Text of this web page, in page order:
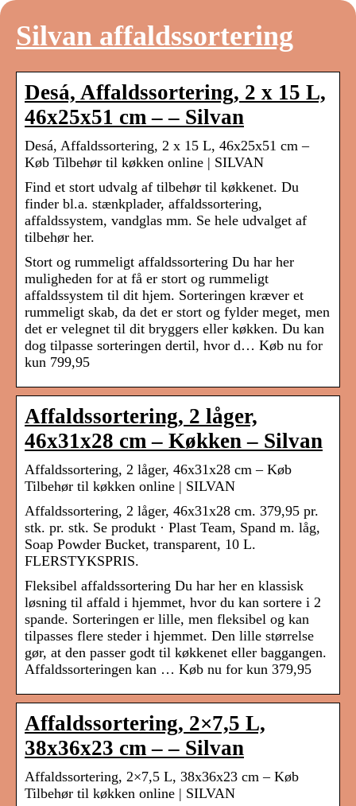
Silvan affaldssortering
Desá, Affaldssortering, 2 x 15 L,
46x25x51 cm – – Silvan
Desá, Affaldssortering, 2 x 15 L, 46x25x51 cm –
Køb Tilbehør til køkken online | SILVAN
Find et stort udvalg af tilbehør til køkkenet. Du
finder bl.a. stænkplader, affaldssortering,
affaldssystem, vandglas mm. Se hele udvalget af
tilbehør her.
Stort og rummeligt affaldssortering Du har her
muligheden for at få er stort og rummeligt
affaldssystem til dit hjem. Sorteringen kræver et
rummeligt skab, da det er stort og fylder meget, men
det er velegnet til dit bryggers eller køkken. Du kan
dog tilpasse sorteringen dertil, hvor d… Køb nu for
kun 799,95
Affaldssortering, 2 låger,
46x31x28 cm – Køkken – Silvan
Affaldssortering, 2 låger, 46x31x28 cm – Køb
Tilbehør til køkken online | SILVAN
Affaldssortering, 2 låger, 46x31x28 cm. 379,95 pr.
stk. pr. stk. Se produkt · Plast Team, Spand m. låg,
Soap Powder Bucket, transparent, 10 L.
FLERSTYKSPRIS.
Fleksibel affaldssortering Du har her en klassisk
løsning til affald i hjemmet, hvor du kan sortere i 2
spande. Sorteringen er lille, men fleksibel og kan
tilpasses flere steder i hjemmet. Den lille størrelse
gør, at den passer godt til køkkenet eller baggangen.
Affaldssorteringen kan … Køb nu for kun 379,95
Affaldssortering, 2×7,5 L,
38x36x23 cm – – Silvan
Affaldssortering, 2×7,5 L, 38x36x23 cm – Køb
Tilbehør til køkken online | SILVAN